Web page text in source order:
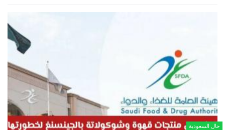
حال السعودية